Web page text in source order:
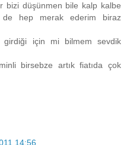
bizi düşünmen bile kalp kalbe
de hep merak ederim biraz
girdiği için mi bilmem sevdik
birsebze artık fiatıda çok
14:56